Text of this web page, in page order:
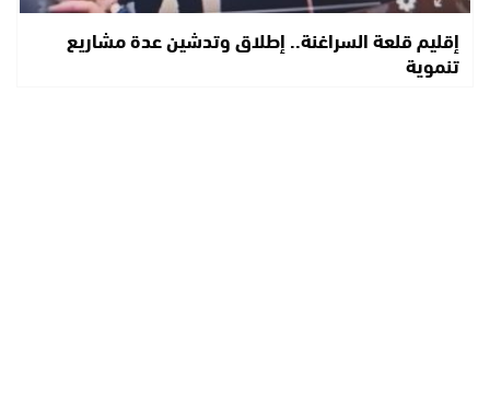
إقليم قلعة السراغنة.. إطلاق وتدشين عدة مشاريع
تنموية